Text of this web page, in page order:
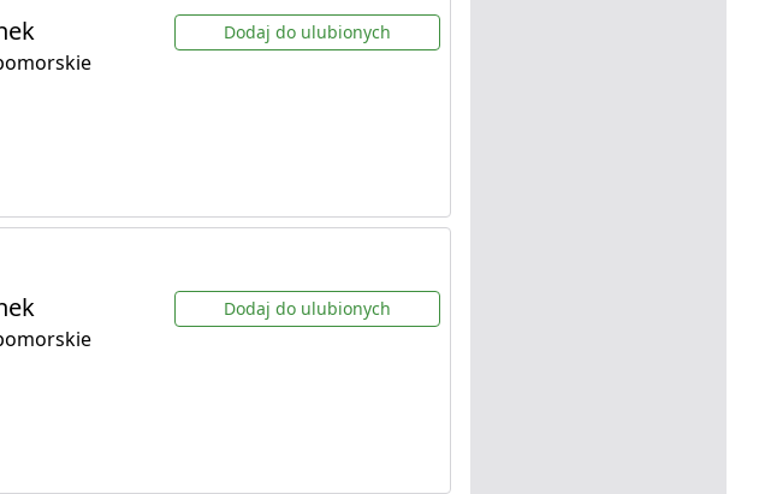
Dodaj do ulubionych
Dodaj do ulubionych